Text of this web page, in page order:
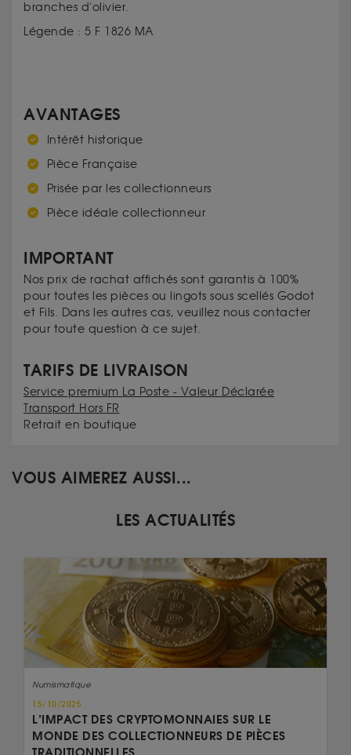
branches d'olivier.
Légende : 5 F 1826 MA
AVANTAGES
Intérêt historique
Pièce Française
Prisée par les collectionneurs
Pièce idéale collectionneur
IMPORTANT
Nos prix de rachat affichés sont garantis à 100%
pour toutes les pièces ou lingots sous scellés Godot
et Fils. Dans les autres cas, veuillez nous contacter
pour toute question à ce sujet.
TARIFS DE LIVRAISON
Service premium La Poste - Valeur Déclarée
Transport Hors FR
Retrait en boutique
VOUS AIMEREZ AUSSI...
LES ACTUALITÉS
Numismatique
15/10/2025
L’IMPACT DES CRYPTOMONNAIES SUR LE
MONDE DES COLLECTIONNEURS DE PIÈCES
TRADITIONNELLES